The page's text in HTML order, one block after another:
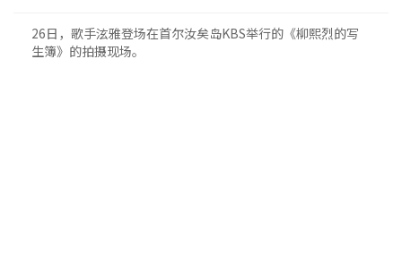
26日，歌手泫雅登场在首尔汝矣岛KBS举行的《柳熙烈的写
生簿》的拍摄现场。